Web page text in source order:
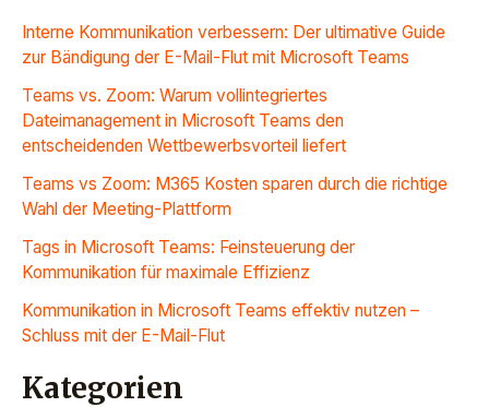
Interne Kommunikation verbessern: Der ultimative Guide
zur Bändigung der E-Mail-Flut mit Microsoft Teams
Teams vs. Zoom: Warum vollintegriertes
Dateimanagement in Microsoft Teams den
entscheidenden Wettbewerbsvorteil liefert
Teams vs Zoom: M365 Kosten sparen durch die richtige
Wahl der Meeting-Plattform
Tags in Microsoft Teams: Feinsteuerung der
Kommunikation für maximale Effizienz
Kommunikation in Microsoft Teams effektiv nutzen –
Schluss mit der E-Mail-Flut
Kategorien